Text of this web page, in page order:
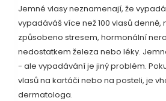
Jemné vlasy neznamenají, že
vypadáváš více než 100 vlasů denně,
způsobeno stresem, hormonální
nedostatkem železa nebo léky.
- ale vypadávání je jiný problém.
vlasů na kartáči nebo na posteli, je
dermatologa.